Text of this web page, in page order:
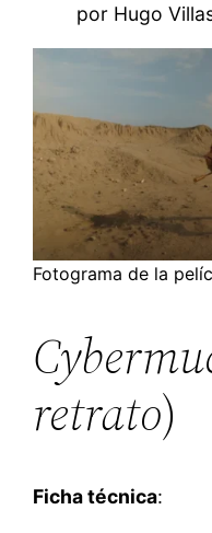
por Hugo
Fotograma de la
retrato)
Ficha técnica: